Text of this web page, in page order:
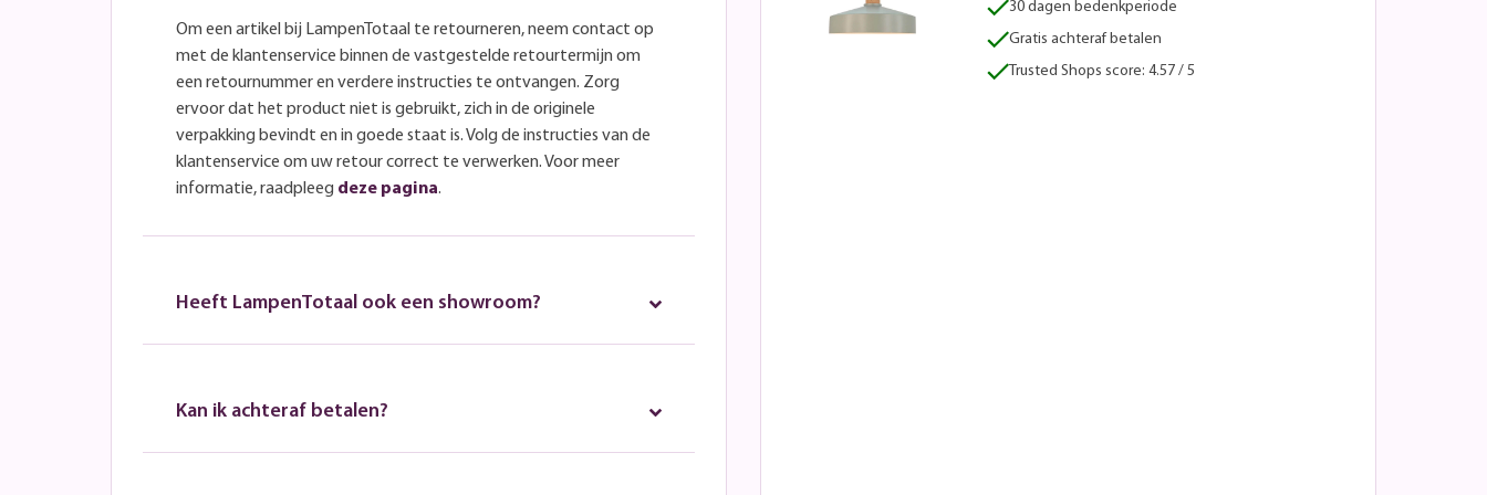
Om een artikel bij LampenTotaal te retourneren, neem contact op
met de klantenservice binnen de vastgestelde retourtermijn om
een retournummer en verdere instructies te ontvangen. Zorg
ervoor dat het product niet is gebruikt, zich in de originele
verpakking bevindt en in goede staat is. Volg de instructies van de
klantenservice om uw retour correct te verwerken. Voor meer
informatie, raadpleeg deze pagina.
Heeft LampenTotaal ook een showroom?
Kan ik achteraf betalen?
30 dagen bedenkperiode
Gratis achteraf betalen
Trusted Shops score: 4.57 / 5